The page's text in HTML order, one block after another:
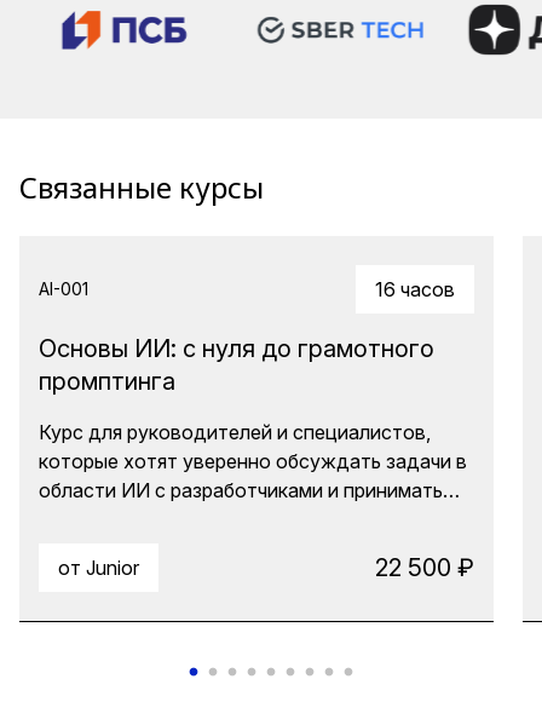
Связанные курсы
AI-001 16 часов
Основы ИИ: с нуля до грамотного
промптинга
Курс для руководителей и специалистов,
которые хотят уверенно обсуждать задачи в
области ИИ с разработчиками и принимать
машинное обучение, нейронные сети и Big
поиск аномалий, компьютерное зрение и др.),
от Junior 22 500 ₽